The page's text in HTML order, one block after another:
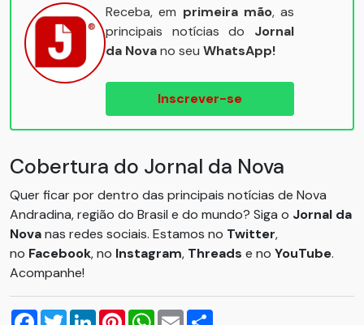
Receba, em primeira mão, as
principais notícias do Jornal
da Novano seu WhatsApp!
Inscrever-se
Cobertura do Jornal da Nova
Quer ficar por dentro das principais notícias de Nova
Andradina, região do Brasil e do mundo? Siga o Jornal da
Novanas redes sociais. Estamos no Twitter,
no Facebook, no Instagram, Threads e no YouTube.
Acompanhe!
Facebook
TwitterLinkedInPinterestWhatsApp
Email